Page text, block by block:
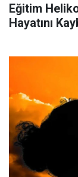
Eğitim
Hayatını